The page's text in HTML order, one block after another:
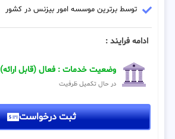
توسط برترین موسسه امور بیزنس در کشور
ادامه فرایند :
وضعیت خدمات : فعال (قابل ارائه)
در حال تکمیل ظرفیت
ثبت درخواست